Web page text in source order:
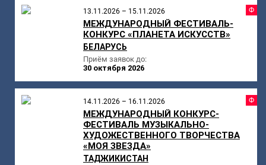
13.11.2026 – 15.11.2026
МЕЖДУНАРОДНЫЙ ФЕСТИВАЛЬ-
КОНКУРС «ПЛАНЕТА ИСКУССТВ»
БЕЛАРУСЬ
Приём заявок до:
30 октября 2026
14.11.2026 – 16.11.2026
МЕЖДУНАРОДНЫЙ КОНКУРС-
ФЕСТИВАЛЬ МУЗЫКАЛЬНО-
ХУДОЖЕСТВЕННОГО ТВОРЧЕСТВА
«МОЯ ЗВЕЗДА»
ТАДЖИКИСТАН